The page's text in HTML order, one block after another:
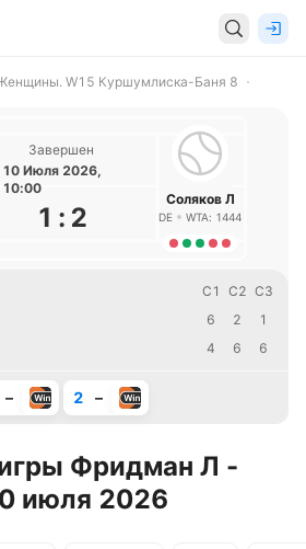
W15 Куршумлиска-Баня 8
Завершен
10 Июля 2026,
10:00
1 : 2
Соляков Л
DE WTA: 1444
С1 С2 С3
6 2
1
4 6 6
– 2 –
Фридман Л -
июля 2026